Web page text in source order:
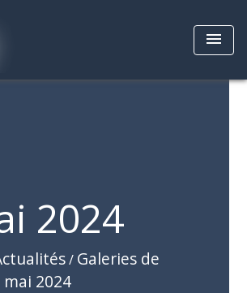
menu
2024
/ Galeries de
mai 2024